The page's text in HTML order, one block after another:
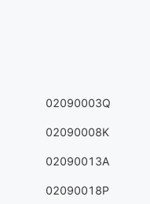
02090003Q
02090008K
02090013A
02090018P